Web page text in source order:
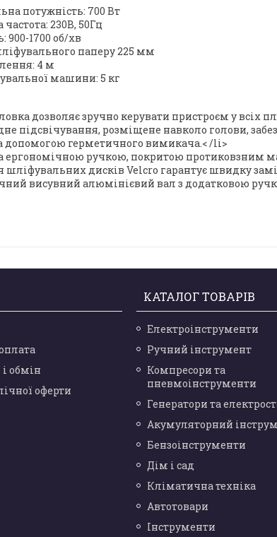
потужність: 700 Вт
частота: 230В, 50Гц
900-1700 об/хв
паперу 225 мм
4 м
машини: 5 кг
дозволяє зручно керувати пристроєм у всіх
підсвічування, розміщене навколо голови,
допомогою герметичного вимикача.< /li>
ергономічною ручкою, покритою протиковзним
шліфувальних дисків Velcro гарантує швидку
висувний алюмінієвий вал з додатковою
обмін
оферти
КАТАЛОГ ТОВАРІВ
Електроінструменти
Ручний інструмент
Компресори та
пневмоінструменти
Генератори та
Акумуляторний
Бензоінструменти
Дім і сад
Кліматична техніка
Автотовари
Інструменти